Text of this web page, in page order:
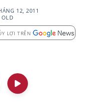
12, 2011
OLD
LỢI TRÊN